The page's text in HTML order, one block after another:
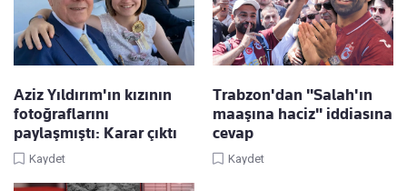
Aziz Yıldırım'ın kızının
fotoğraflarını
paylaşmıştı: Karar çıktı
Kaydet
Trabzon'dan "Salah'ın
maaşına haciz" iddiasına
cevap
Kaydet